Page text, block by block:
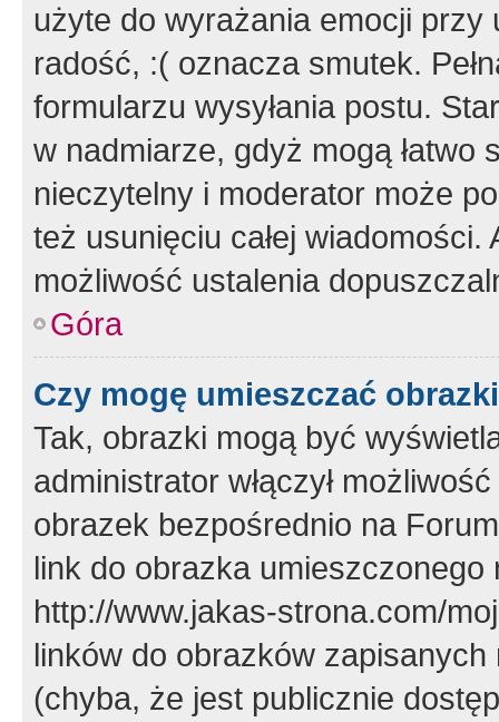
użyte do wyrażania emocji
radość, :( oznacza smutek.
formularzu wysyłania postu.
w nadmiarze, gdyż mogą
nieczytelny i moderator może
też usunięciu całej
możliwość ustalenia
Góra
Czy mogę umieszczać
Tak, obrazki mogą być
administrator włączył
obrazek bezpośrednio na
link do obrazka
http://www.jakas-strona.com/
linków do obrazków
(chyba, że jest publicznie